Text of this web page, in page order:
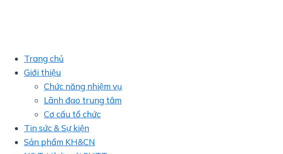
Trang chủ
Giới thiệu
Chức năng nhiệm vụ
Lãnh đạo trung tâm
Cơ cấu tổ chức
Tin sức & Sự kiện
Sản phẩm KH&CN